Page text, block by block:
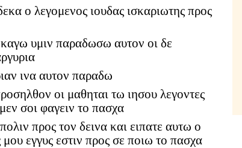
ο λεγομενος ιουδας ισκαριωτης προς
καγω υμιν παραδωσω αυτον οι δε
ινα αυτον παραδω
οι μαθηται τω ιησου λεγοντες
σοι φαγειν το πασχα
προς τον δεινα και ειπατε αυτω ο
μου εγγυς εστιν προς σε ποιω το πασχα